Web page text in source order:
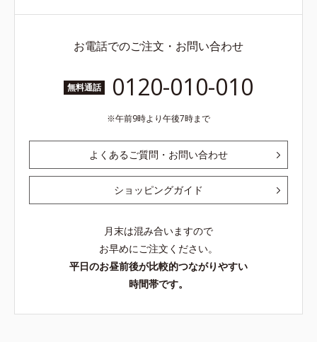
お電話でのご注文・お問い合わせ
無料通話 0120-010-010
午前9時より午後7時まで
よくあるご質問・お問い合わせ
ショッピングガイド
月末は混み合いますので
お早めにご注文ください。
平日のお昼前後が比較的つながりやすい
時間帯です。